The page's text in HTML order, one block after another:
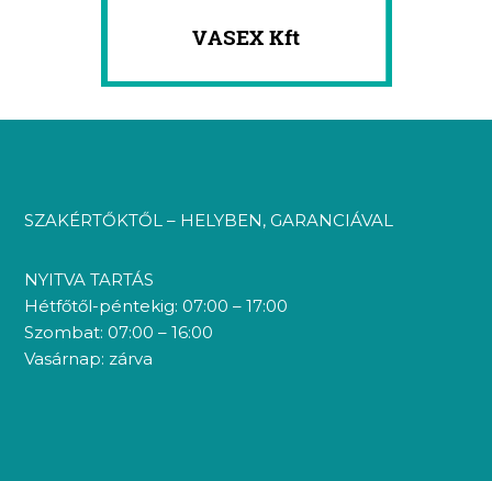
SZAKÉRTŐKTŐL – HELYBEN, GARANCIÁVAL
NYITVA TARTÁS
Hétfőtől-péntekig: 07:00 – 17:00
Szombat: 07:00 – 16:00
Vasárnap: zárva